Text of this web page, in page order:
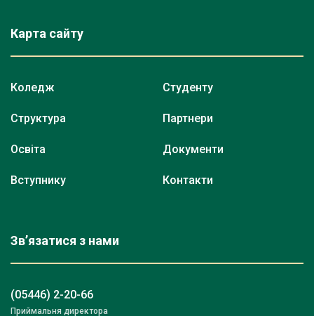
Карта сайту
Коледж
Структура
Освіта
Вступнику
Студенту
Партнери
Документи
Контакти
Зв’язатися з нами
(05446) 2-20-66
Приймальня директора